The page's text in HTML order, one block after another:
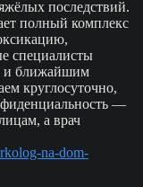
последствий.
полный комплекс
специалисты
и ближайшим
круглосуточно,
—
а врач
na-dom-